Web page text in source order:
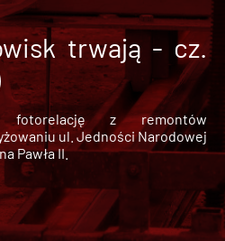
trwają - cz.
fotorelację z remontów
ul. Jedności Narodowej
Pawła II.